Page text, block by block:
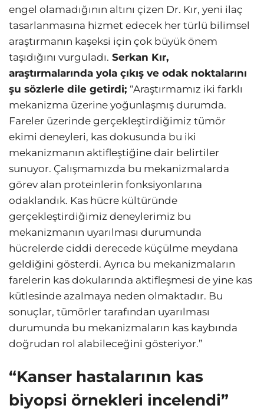
engel olamadığının altını çizen Dr. Kır, yeni ilaç
tasarlanmasına hizmet edecek her türlü bilimsel
araştırmanın kaşeksi için çok büyük önem
taşıdığını vurguladı. Serkan Kır,
araştırmalarında yola çıkış ve odak noktalarını
şu sözlerle dile getirdi; “Araştırmamız iki farklı
mekanizma üzerine yoğunlaşmış durumda.
Fareler üzerinde gerçekleştirdiğimiz tümör
ekimi deneyleri, kas dokusunda bu iki
mekanizmanın aktifleştiğine dair belirtiler
sunuyor. Çalışmamızda bu mekanizmalarda
görev alan proteinlerin fonksiyonlarına
odaklandık. Kas hücre kültüründe
gerçekleştirdiğimiz deneylerimiz bu
mekanizmanın uyarılması durumunda
hücrelerde ciddi derecede küçülme meydana
geldiğini gösterdi. Ayrıca bu mekanizmaların
farelerin kas dokularında aktifleşmesi de yine kas
kütlesinde azalmaya neden olmaktadır. Bu
sonuçlar, tümörler tarafından uyarılması
durumunda bu mekanizmaların kas kaybında
doğrudan rol alabileceğini gösteriyor.”
“Kanser hastalarının kas
biyopsi örnekleri incelendi”